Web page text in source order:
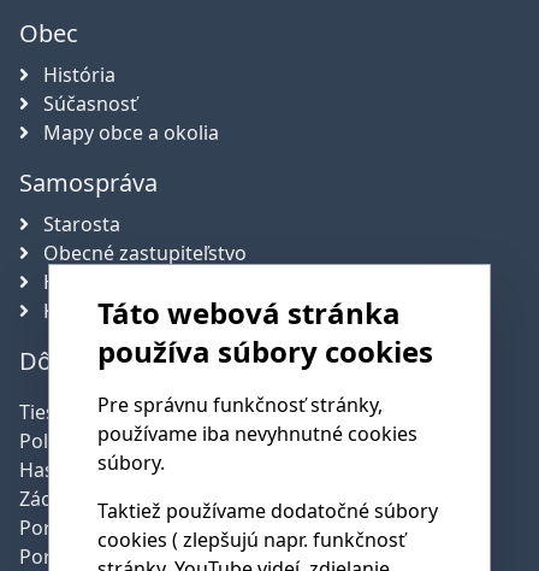
Obec
História
Súčasnosť
Mapy obce a okolia
Samospráva
Starosta
Obecné zastupiteľstvo
Hlavný kontrolór obce
Komisie
Dôležité telefónne čísla
Tiesňová linka:112
Polícia:
158
Hasičská služba:
Záchranná služba:
155
Poruchy SSE: 0800 159 000
Poruchy SPP: 0850 111 727
Táto webová stránka
používa súbory cookies
Pre správnu funkčnosť stránky,
používame iba nevyhnutné cookies
súbory.
Taktiež používame dodatočné súbory
cookies ( zlepšujú napr. funkčnosť